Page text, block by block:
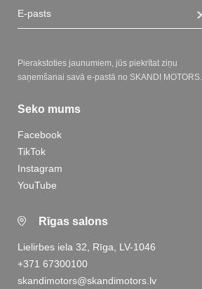
Pierakstoties jaunumiem, jūs piekrītat ziņu
saņemšanai savā e-pastā no SKANDI MOTORS.
Seko mums
Facebook
TikTok
Instagram
YouTube
Rīgas salons
Lielirbes iela 32, Rīga, LV-1046
+371 67300100
skandimotors@skandimotors.lv